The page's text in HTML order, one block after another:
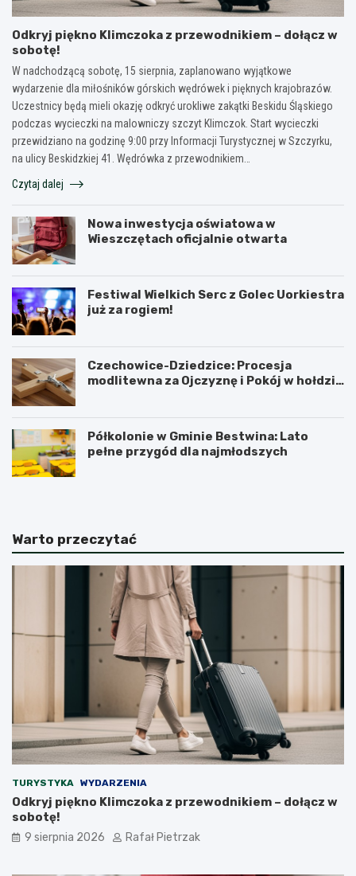
Odkryj piękno Klimczoka z przewodnikiem – dołącz w
sobotę!
W nadchodzącą sobotę, 15 sierpnia, zaplanowano wyjątkowe
wydarzenie dla miłośników górskich wędrówek i pięknych krajobrazów.
Uczestnicy będą mieli okazję odkryć urokliwe zakątki Beskidu Śląskiego
podczas wycieczki na malowniczy szczyt Klimczok. Start wycieczki
przewidziano na godzinę 9:00 przy Informacji Turystycznej w Szczyrku,
na ulicy Beskidzkiej 41. Wędrówka z przewodnikiem…
Czytaj dalej
Nowa inwestycja oświatowa w
Wieszczętach oficjalnie otwarta
Festiwal Wielkich Serc z Golec Uorkiestra
już za rogiem!
Czechowice-Dziedzice: Procesja
modlitewna za Ojczyznę i Pokój w hołdzie
Półkolonie w Gminie Bestwina: Lato
pełne przygód dla najmłodszych
Warto przeczytać
TURYSTYKA WYDARZENIA
Odkryj piękno Klimczoka z przewodnikiem – dołącz w
sobotę!
9 sierpnia 2026 Rafał Pietrzak